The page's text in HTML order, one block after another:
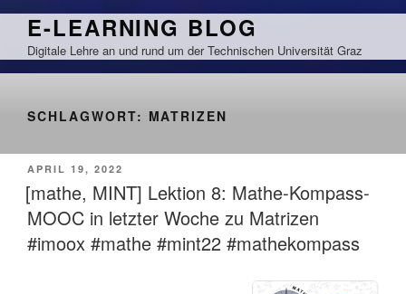
Zum
springen
E-LEARNING BLOG
Digitale Lehre an und rund um der Technischen Universität Graz
SCHLAGWORT: MATRIZEN
VERÖFFENTLICHT
AM
APRIL 19, 2022
[mathe, MINT] Lektion 8: Mathe-Kompass-
MOOC in letzter Woche zu Matrizen
#imoox #mathe #mint22 #mathekompass